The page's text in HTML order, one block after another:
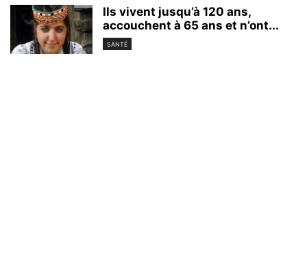
Ils vivent jusqu’à 120 ans,
accouchent à 65 ans et n’ont...
SANTÉ